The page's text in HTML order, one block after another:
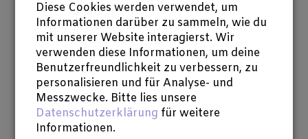
Wandern und Schreiben- Auf einer
Wanderung über den Rochusberg, bei Bingen,
werden an verschiedenen Stationen Übungen aus
dem Kreativen Schreiben angeleitet, die sich mit
der Natur der Landschaft beschäftigen. Unter
Anleitung des Autors und Verlegers Rüdiger
Heins bewegen sich die Teilnehmer schreibend
auf einem überschaubaren Gebiet. Mit dieser
Diese Cookies werden verwendet, um
Informationen darüber zu sammeln, wie du
mit unserer Website interagierst. Wir
verwenden diese Informationen, um deine
Benutzerfreundlichkeit zu verbessern, zu
personalisieren und für Analyse- und
Messzwecke. Bitte lies unsere
Datenschutzerklärung für weitere
Informationen.